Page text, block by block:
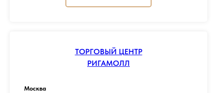
ТОРГОВЫЙ ЦЕНТР
РИГАМОЛЛ
Москва